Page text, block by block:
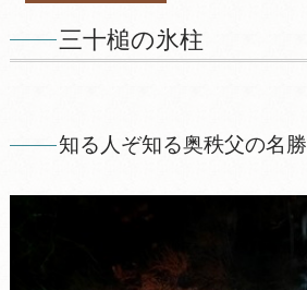
三十槌の氷柱
知る人ぞ知る奥秩父の名勝